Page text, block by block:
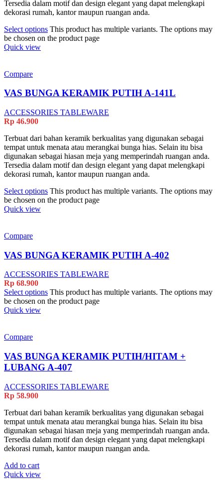
Tersedia dalam motif dan design elegant yang dapat melengkapi
dekorasi rumah, kantor maupun ruangan anda.
Select options This product has multiple variants. The options may
be chosen on the product page
Quick view
Compare
VAS BUNGA KERAMIK PUTIH A-141L
ACCESSORIES TABLEWARE
Rp 46.900
Terbuat dari bahan keramik berkualitas yang digunakan sebagai
tempat untuk menata atau merangkai bunga hias. Selain itu bisa
digunakan sebagai hiasan meja yang memperindah ruangan anda.
Tersedia dalam motif dan design elegant yang dapat melengkapi
dekorasi rumah, kantor maupun ruangan anda.
Select options This product has multiple variants. The options may
be chosen on the product page
Quick view
Compare
VAS BUNGA KERAMIK PUTIH A-402
ACCESSORIES TABLEWARE
Rp 68.900
Select options This product has multiple variants. The options may
be chosen on the product page
Quick view
Compare
VAS BUNGA KERAMIK PUTIH/HITAM +
LUBANG A-407
ACCESSORIES TABLEWARE
Rp 58.900
Terbuat dari bahan keramik berkualitas yang digunakan sebagai
tempat untuk menata atau merangkai bunga hias. Selain itu bisa
digunakan sebagai hiasan meja yang memperindah ruangan anda.
Tersedia dalam motif dan design elegant yang dapat melengkapi
dekorasi rumah, kantor maupun ruangan anda.
Add to cart
Quick view